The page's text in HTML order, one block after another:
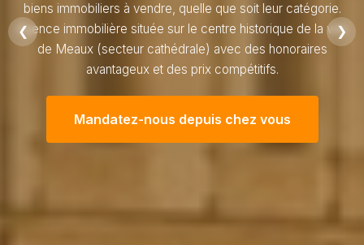
❮ ❯
biens immobiliers à vendre, quelle que soit leur catégorie.
Agence immobilière située sur le centre historique de la ville
de Meaux (secteur cathédrale) avec des honoraires
avantageux et des prix compétitifs.
Mandatez-nous depuis chez vous